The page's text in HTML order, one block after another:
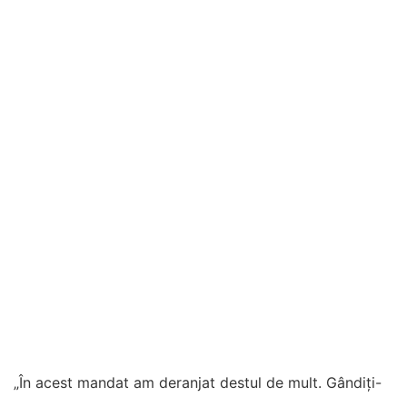
„În acest mandat am deranjat destul de mult. Gândiţi-